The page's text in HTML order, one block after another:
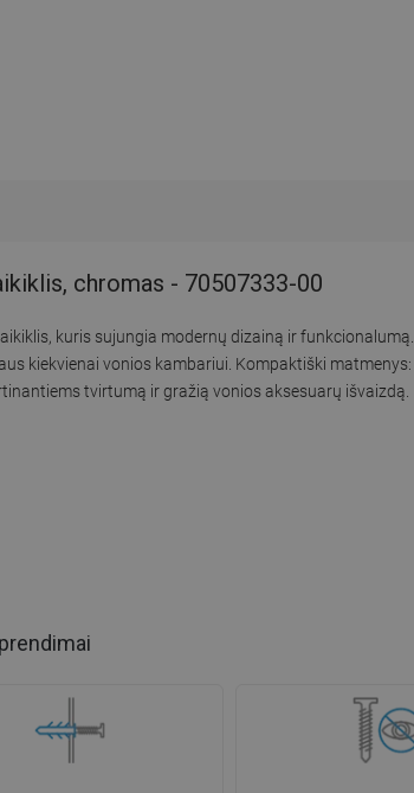
chromas - 70507333-00
kuris sujungia modernų dizainą ir
kiekvienai vonios kambariui. Kompaktiški
tvirtumą ir gražią vonios aksesuarų išvaizdą.